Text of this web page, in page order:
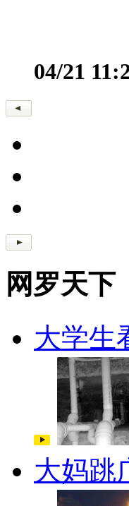
04/21
网罗天下
大学生
大妈跳